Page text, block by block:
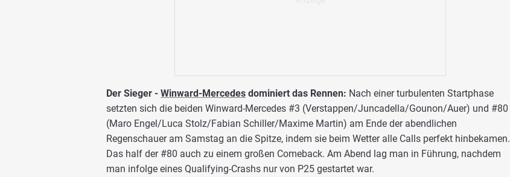
Der Sieger - Winward-Mercedes dominiert das Rennen: Nach einer turbulenten Startphase
setzten sich die beiden Winward-Mercedes #3 (Verstappen/Juncadella/Gounon/Auer) und #80
(Maro Engel/Luca Stolz/Fabian Schiller/Maxime Martin) am Ende der abendlichen
Regenschauer am Samstag an die Spitze, indem sie beim Wetter alle Calls perfekt hinbekamen.
Das half der #80 auch zu einem großen Comeback. Am Abend lag man in Führung, nachdem
man infolge eines Qualifying-Crashs nur von P25 gestartet war.